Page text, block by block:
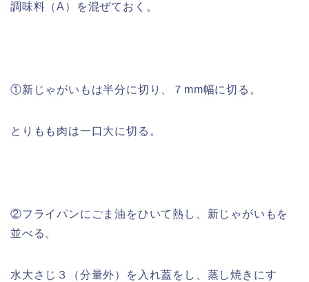
調味料（A）を混ぜておく。
①新じゃがいもは半分に切り、７mm幅に切る。
とりもも肉は一口大に切る。
②フライパンにごま油をひいて熱し、新じゃがいもを
並べる。
水大さじ３（分量外）を入れ蓋をし、蒸し焼きにす